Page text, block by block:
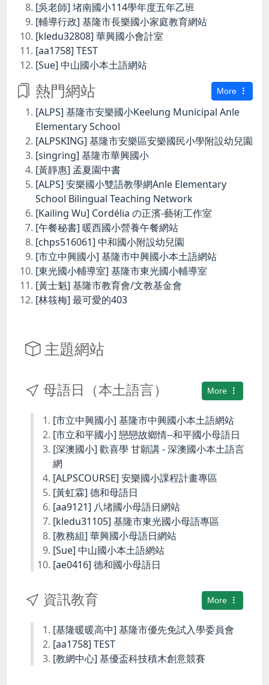
[吳老師] 堵南國小114學年度五年乙班
[輔導行政] 基隆市長樂國小家庭教育網站
[kledu32808] 華興國小會計室
[aa1758] TEST
[Sue] 中山國小本土語網站
熱門網站 More
[ALPS] 基隆市安樂國小Keelung Municipal Anle
Elementary School
[ALPSKING] 基隆市安樂區安樂國民小學附設幼兒園
[singring] 基隆市華興國小
[黃靜惠] 孟夏園中書
[ALPS] 安樂國小雙語教學網Anle Elementary
School Bilingual Teaching Network
[Kailing Wu] Cordélia の正濱-藝術工作室
[午餐秘書] 暖西國小營養午餐網站
[chps516061] 中和國小附設幼兒園
[市立中興國小] 基隆市中興國小本土語網站
[東光國小輔導室] 基隆市東光國小輔導室
[黃士魁] 基隆市教育會/文教基金會
[林筱梅] 最可愛的403
主題網站
More
母語日（本土語言）
[市立中興國小] 基隆市中興國小本土語網站
[市立和平國小] 戀戀故鄉情--和平國小母語日
[深澳國小] 歡喜學 甘願講 - 深澳國小本土語言
網
[ALPSCOURSE] 安樂國小課程計畫專區
[黃虹霖] 德和母語日
[aa9121] 八堵國小母語日網站
[kledu31105] 基隆市東光國小母語專區
[教務組] 華興國小母語日網站
[Sue] 中山國小本土語網站
[ae0416] 德和國小母語日
More
資訊教育
[基隆暖暖高中] 基隆市優先免試入學委員會
[aa1758] TEST
[教網中心] 基優盃科技積木創意競賽